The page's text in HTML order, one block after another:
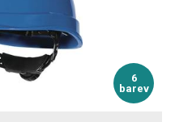
6
barev